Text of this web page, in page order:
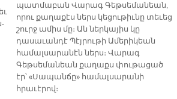
պատմաբան Վարագ Գեթսեմանեան,
որու քաղաքէս ներս կեցութիւնը տեւեց
շուրջ ամիս մը։ Ան ներկայիս կը
դասաւանդէ Պէյրութի Ամերիկեան
համալսարանէն ներս։ Վարագ
Գեթսեմանեան քաղաքս փութացած
էր՝ «Սապանճը» համալսարանի
հրաւէրով։